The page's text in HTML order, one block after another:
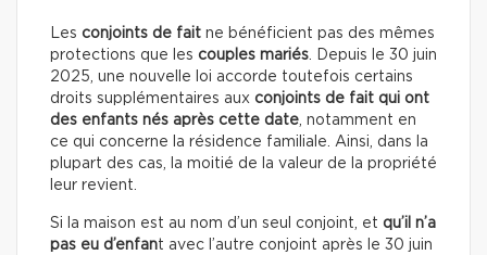
Les conjoints de fait ne bénéficient pas des mêmes
protections que les couples mariés. Depuis le 30 juin
2025, une nouvelle loi accorde toutefois certains
droits supplémentaires aux conjoints de fait qui ont
des enfants nés après cette date, notamment en
ce qui concerne la résidence familiale. Ainsi, dans la
plupart des cas, la moitié de la valeur de la propriété
leur revient.
Si la maison est au nom d’un seul conjoint, et qu’il n’a
pas eu d’enfant avec l’autre conjoint après le 30 juin